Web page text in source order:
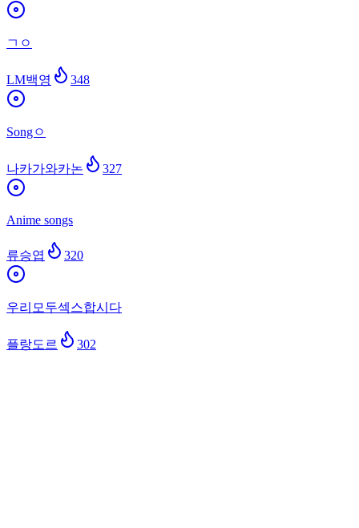
ㄱㅇ
LM백영 348
Songㅇ
나카가와카논 327
Anime songs
류승엽 320
우리모두섹스합시다
플랑도르 302